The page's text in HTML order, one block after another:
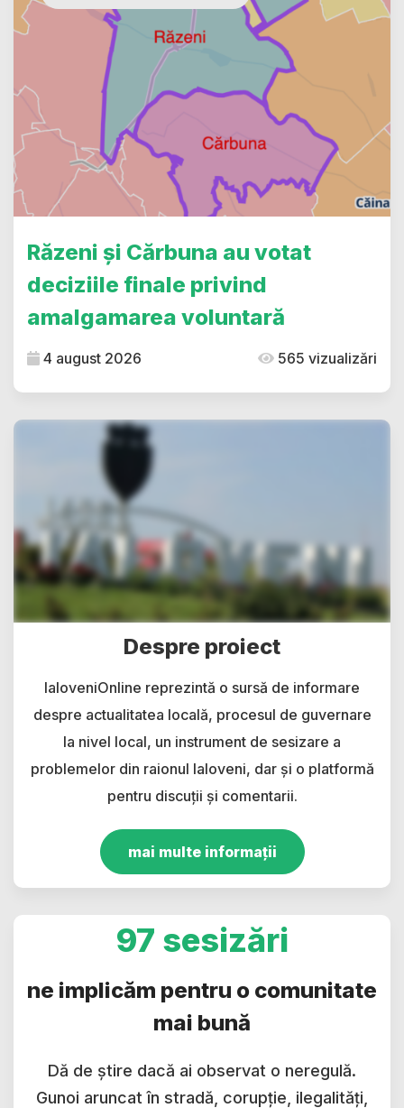
Răzeni și Cărbuna au votat
deciziile finale privind
amalgamarea voluntară
4 august 2026 565 vizualizări
Despre proiect
IaloveniOnline reprezintă o sursă de informare
despre actualitatea locală, procesul de guvernare
la nivel local, un instrument de sesizare a
problemelor din raionul Ialoveni, dar și o platformă
pentru discuții și comentarii.
mai multe informații
97 sesizări
ne implicăm pentru o comunitate
mai bună
Dă de știre dacă ai observat o neregulă.
Gunoi aruncat în stradă, corupție, ilegalități,